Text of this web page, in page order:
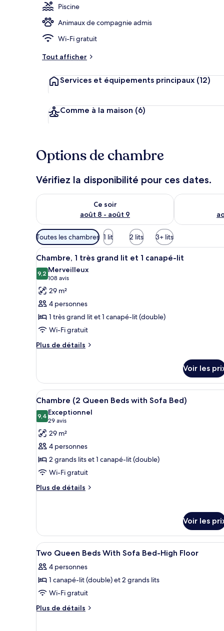
Piscine
Animaux de compagnie admis
Wi-Fi gratuit
Tout afficher
Services et équipements principaux (12)
Comme à la maison (6)
Options de chambre
Vérifiez la disponibilité pour ces dates.
Ce soir
août 8 - août 9
Vérifier la disponibilité pour ce soir août 8 - août 9
Vérifier la
Filtres
disponibles
pour
les
chambres
Toutes les chambres 1 lit 2 lits 3+ lits
Afficher
toutes
les
photos
pour
ce
type
de
chambre :
très
grand
lit
et
1
canapé-
lit
Une chambre d’hôtel
9
Chambre, 1 très grand lit et 1 canapé-lit
9,29,2 sur 10
Merveilleux
108 avis
(108 avis)
29 m²
4 personnes
1 très grand lit et 1 canapé-lit (double)
Wi-Fi gratuit
Plus de détails
Plus
le
type
de
chambre
Chambre,
très
grand
et
lit
Voir les
Afficher
toutes
les
photos
pour
ce
type
de
chambre :
Beds
with
Sofa
Bed)
Une chambre d’hôtel avec
10
Chambre (2 Queen Beds with Sofa Bed)
9,49,4 sur 10
Exceptionnel
29 avis
(29 avis)
29 m²
4 personnes
2 grands lits et 1 canapé-lit (double)
Wi-Fi gratuit
Plus de détails
Plus
type
de
chambre
(2
Queen
with
Sofa
Bed)
Voir les
Afficher
toutes
les
photos
pour
ce
Literie de qualité supérieure,
6
Two Queen Beds With Sofa Bed-High Floor
4 personnes
1 canapé-lit (double) et 2 grands lits
Wi-Fi gratuit
Plus de détails
Plus